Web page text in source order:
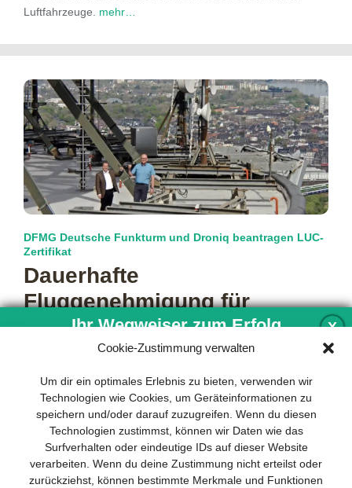
Cookie-Zustimmung verwalten
Um dir ein optimales Erlebnis zu bieten, verwenden wir
Technologien wie Cookies, um Geräteinformationen zu
speichern und/oder darauf zuzugreifen. Wenn du diesen
Technologien zustimmst, können wir Daten wie das
Surfverhalten oder eindeutige IDs auf dieser Website
verarbeiten. Wenn du deine Zustimmung nicht erteilst oder
zurückziehst, können bestimmte Merkmale und Funktionen
Luftfahrzeuge. mehr…
DFMG Deutsche Funkturm und Droniq beantragen LUC-
Zertifikat
Dauerhafte
Fluggenehmigung für
definierte Drohneneinsätze
Bereits seit 2019 setzt die DFMG Deutsche Funkturm GmbH
Meter hohen mehr…
X
Ihr Wegweiser zum Erfolg
nachhaltigen Geschäftsmodells sind für
jedes Unternehmen unverzichtbar. Das
Business Model Canvas hilft, sich dabei
auf das Wesentliche zu konzentrieren
und stets im Blick zu behalten, worauf es
wirklich ankommt.